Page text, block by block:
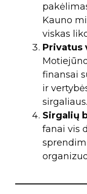
Kauno
viskas
Privatus
finansai
ir
sirgaliaus.
Sirgalių
fanai vis